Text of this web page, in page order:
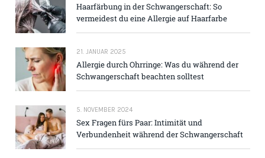
Haarfärbung in der Schwangerschaft: So
vermeidest du eine Allergie auf Haarfarbe
21. JANUAR 2025
Allergie durch Ohrringe: Was du während der
Schwangerschaft beachten solltest
5. NOVEMBER 2024
Sex Fragen fürs Paar: Intimität und
Verbundenheit während der Schwangerschaft